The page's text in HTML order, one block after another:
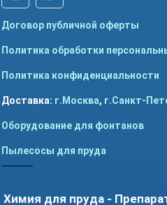
Договор публичной оферты
Политика обработки
Политика конфиденциальности
Доставка: г.Москва, г.Санкт-
Оборудование для фонтанов
Пылесосы для пруда
Химия для пруда -